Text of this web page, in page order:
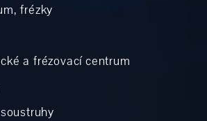
frézky
a frézovací centrum